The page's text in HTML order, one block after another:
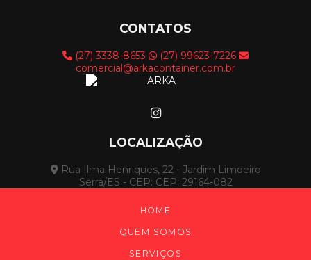
CONTATOS
(27) 3338-8653
(27) 99623-7226
comercial@arkacontainer.com.br
LOCALIZAÇÃO
Rua Ilma Henriques, 22 - Jardim Limoeiro
Serra/ES - CEP: CEP: 29164-082
HOME
QUEM SOMOS
SERVIÇOS